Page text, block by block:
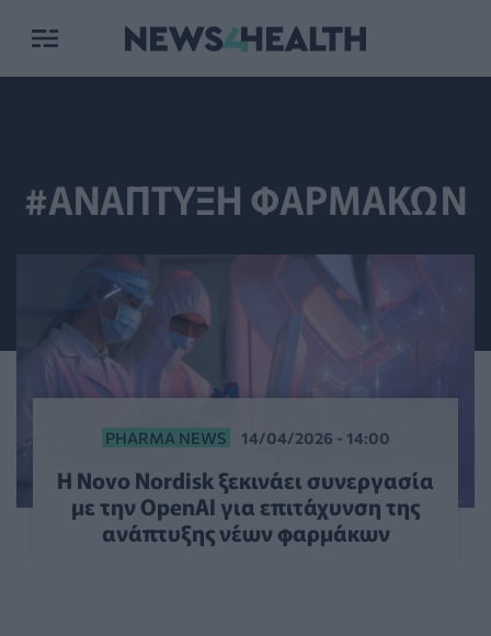
#ΑΝΑΠΤΥΞΗ ΦΑΡΜΑΚΩΝ
PHARMA NEWS 14/04/2026 - 14:00
Η Novo Nordisk ξεκινάει συνεργασία
με την OpenAI για επιτάχυνση της
ανάπτυξης νέων φαρμάκων